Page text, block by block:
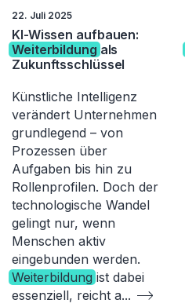
22. Juli 2025
KI-Wissen aufbauen:
Weiterbildung als
Zukunftsschlüssel
Künstliche Intelligenz
verändert Unternehmen
grundlegend – von
Prozessen über
Aufgaben bis hin zu
Rollenprofilen. Doch der
technologische Wandel
gelingt nur, wenn
Menschen aktiv
eingebunden werden.
Weiterbildung ist dabei
essenziell, reicht a...